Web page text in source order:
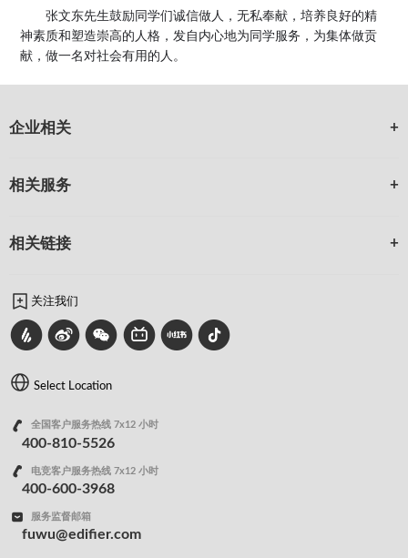
张文东先生鼓励同学们诚信做人，无私奉献，培养良好的精
神素质和塑造崇高的人格，发自内心地为同学服务，为集体做贡
献，做一名对社会有用的人。
企业相关
相关服务
相关链接
关注我们
Select Location
全国客户服务热线 7x12 小时
400-810-5526
电竞客户服务热线 7x12 小时
400-600-3968
服务监督邮箱
fuwu@edifier.com